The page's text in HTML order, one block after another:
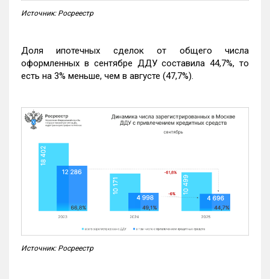
Источник: Росреестр
Доля ипотечных сделок от общего числа
оформленных в сентябре ДДУ составила 44,7%, то
есть на 3% меньше, чем в августе (47,7%).
Источник: Росреестр